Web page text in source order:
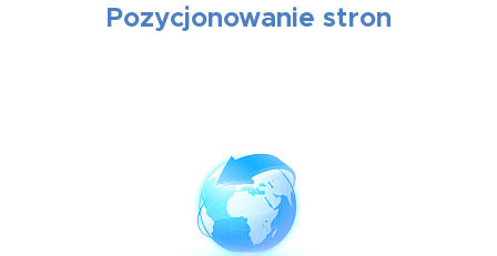
Pozycjonowanie stron